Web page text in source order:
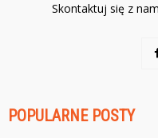
Skontaktuj się z
POPULARNE POSTY